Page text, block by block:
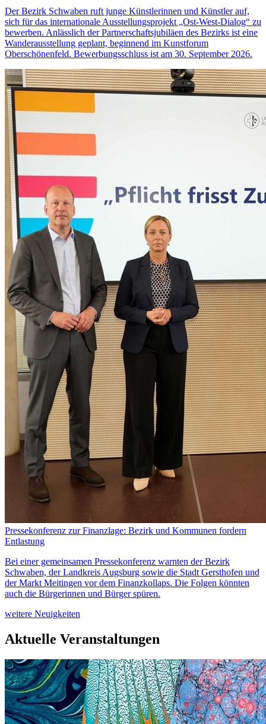
Der Bezirk Schwaben ruft junge Künstlerinnen und Künstler auf,
sich für das internationale Ausstellungsprojekt „Ost-West-Dialog“ zu
bewerben. Anlässlich der Partnerschaftsjubiläen des Bezirks ist eine
Wanderausstellung geplant, beginnend im Kunstforum
Oberschönenfeld. Bewerbungsschluss ist am 30. September 2026.
Pressekonferenz zur Finanzlage: Bezirk und Kommunen fordern
Entlastung
Bei einer gemeinsamen Pressekonferenz warnten der Bezirk
Schwaben, der Landkreis Augsburg sowie die Stadt Gersthofen und
der Markt Meitingen vor dem Finanzkollaps. Die Folgen könnten
auch die Bürgerinnen und Bürger spüren.
weitere Neuigkeiten
Aktuelle Veranstaltungen